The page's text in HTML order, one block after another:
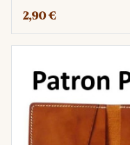
2,90 €